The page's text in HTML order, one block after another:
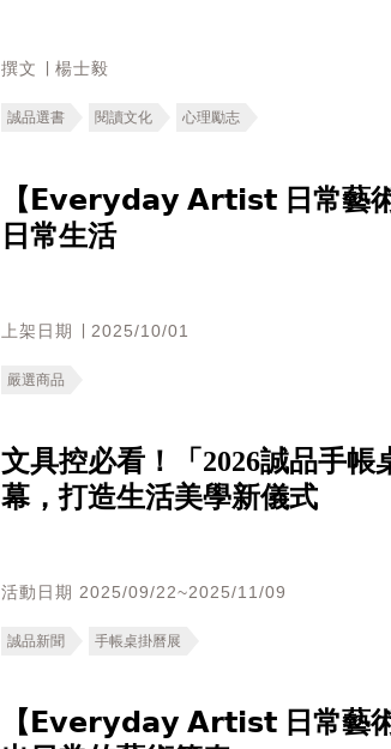
撰文 ∣ 楊士毅
誠品選書 閱讀文化 心理勵志
【𝗘𝘃𝗲𝗿𝘆𝗱𝗮𝘆 𝗔𝗿𝘁𝗶𝘀𝘁 日常藝
日常生活
上架日期 ∣ 2025/10/01
嚴選商品
文具控必看！「2026誠品手
幕，打造生活美學新儀式
活動日期 2025/09/22~2025/11/09
誠品新聞 手帳桌掛曆展
【𝗘𝘃𝗲𝗿𝘆𝗱𝗮𝘆 𝗔𝗿𝘁𝗶𝘀𝘁 日常藝